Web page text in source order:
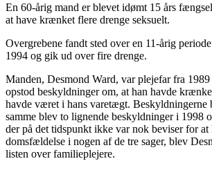
En 60-årig mand er blevet idømt 15 års
at have krænket flere drenge seksuelt.
Overgrebene fandt sted over en 11-årig
1994 og gik ud over fire drenge.
Manden, Desmond Ward, var plejefar fra
opstod beskyldninger om, at han havde
havde været i hans varetægt. Beskyldningerne
samme blev to lignende beskyldninger i 1998
der på det tidspunkt ikke var nok beviser for at
domsfældelse i nogen af de tre sager, blev
listen over familieplejere.